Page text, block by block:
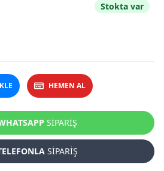
Stokta var
HEMEN AL
SİPARİŞ
SİPARİŞ